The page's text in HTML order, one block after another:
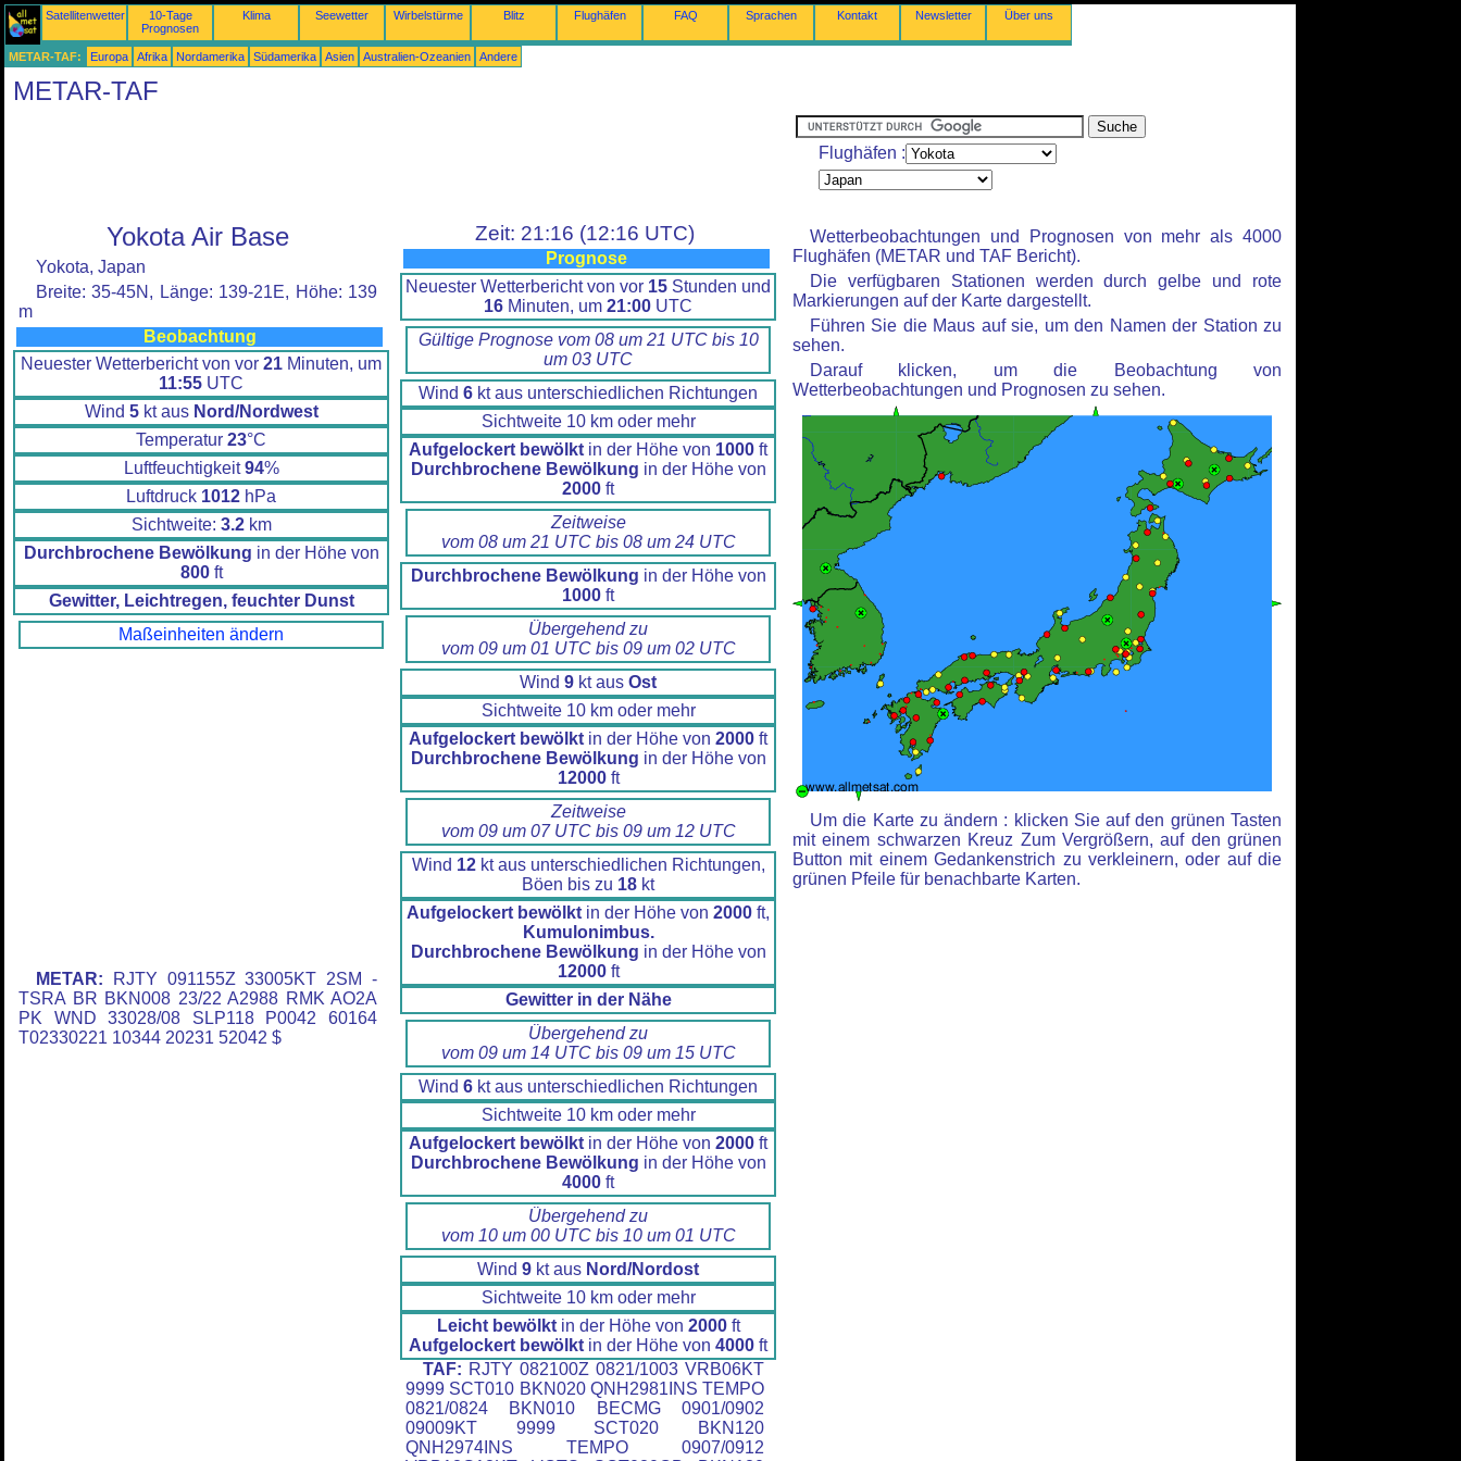
Satellitenwetter
10-Tage
Prognosen
Klima Seewetter Wirbelstürme Blitz Flughäfen FAQ Sprachen Kontakt Newsletter Über uns
METAR-TAF: Europa Afrika Nordamerika Südamerika Asien Australien-Ozeanien Andere
METAR-TAF
Flughäfen :
Yokota Air Base
Yokota, Japan
Breite: 35-45N, Länge: 139-21E, Höhe: 139
m
Beobachtung
Neuester Wetterbericht von vor 21 Minuten, um
11:55 UTC
Wind 5kt aus Nord/Nordwest
Temperatur 23°C
Luftfeuchtigkeit94%
Luftdruck 1012 hPa
Sichtweite: 3.2km
Durchbrochene Bewölkung in der Höhe von
800ft
Gewitter, Leichtregen, feuchter Dunst
Maßeinheiten ändern
METAR: RJTY 091155Z 33005KT 2SM -
TSRA BR BKN008 23/22 A2988 RMK AO2A
PK WND 33028/08 SLP118 P0042 60164
T02330221 10344 20231 52042 $
Zeit: 21:16 (12:16 UTC)
Prognose
Neuester Wetterbericht von vor 15 Stunden und
16 Minuten, um 21:00 UTC
Gültige Prognose vom 08 um 21 UTC bis 10
um 03 UTC
Wind 6 kt aus unterschiedlichen Richtungen
Sichtweite 10 km oder mehr
Aufgelockert bewölkt in der Höhe von 1000 ft
Durchbrochene Bewölkung in der Höhe von
2000 ft
Zeitweise
vom 08 um 21 UTC bis 08 um 24 UTC
Durchbrochene Bewölkung in der Höhe von
1000 ft
Übergehend zu
vom 09 um 01 UTC bis 09 um 02 UTC
Wind 9 kt aus Ost
Sichtweite 10 km oder mehr
Aufgelockert bewölkt in der Höhe von 2000 ft
Durchbrochene Bewölkung in der Höhe von
12000ft
Zeitweise
vom 09 um 07 UTC bis 09 um 12 UTC
Wind 12kt aus unterschiedlichen Richtungen,
Böen bis zu 18 kt
Aufgelockert bewölkt in der Höhe von 2000 ft,
Kumulonimbus.
Durchbrochene Bewölkung in der Höhe von
12000ft
Gewitter in der Nähe
Übergehend zu
vom 09 um 14 UTC bis 09 um 15 UTC
Wind 6 kt aus unterschiedlichen Richtungen
Sichtweite 10 km oder mehr
Aufgelockert bewölkt in der Höhe von 2000 ft
Durchbrochene Bewölkung in der Höhe von
4000 ft
Übergehend zu
vom 10 um 00 UTC bis 10 um 01 UTC
Wind 9 kt aus Nord/Nordost
Sichtweite 10 km oder mehr
Leicht bewölktin der Höhe von 2000ft
Aufgelockert bewölkt in der Höhe von 4000 ft
TAF: RJTY 082100Z 0821/1003 VRB06KT
9999 SCT010 BKN020 QNH2981INS TEMPO
0821/0824 BKN010 BECMG 0901/0902
09009KT 9999 SCT020 BKN120
QNH2974INS TEMPO 0907/0912
Wetterbeobachtungen und Prognosen von mehr als 4000
Flughäfen (METAR und TAF Bericht).
Die verfügbaren Stationen werden durch gelbe und rote
Markierungen auf der Karte dargestellt.
Führen Sie die Maus auf sie, um den Namen der Station zu
sehen.
Darauf klicken, um die Beobachtung von
Wetterbeobachtungen und Prognosen zu sehen.
Um die Karte zu ändern : klicken Sie auf den grünen Tasten
mit einem schwarzen Kreuz Zum Vergrößern, auf den grünen
Button mit einem Gedankenstrich zu verkleinern, oder auf die
grünen Pfeile für benachbarte Karten.